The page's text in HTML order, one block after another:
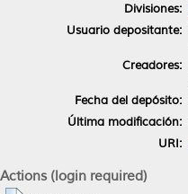
Divisiones:
Usuario depositante:
Creadores:
Fecha del depósito:
Última modificación:
URI:
Actions (login required)